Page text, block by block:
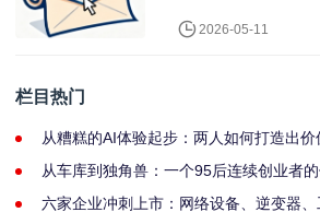
2026-05-11
栏目热门
从糟糕的AI体验起步：两人如何打造出价
从车库到独角兽：一个95后连续创业者
六家企业冲刺上市：网络设备、逆变器、